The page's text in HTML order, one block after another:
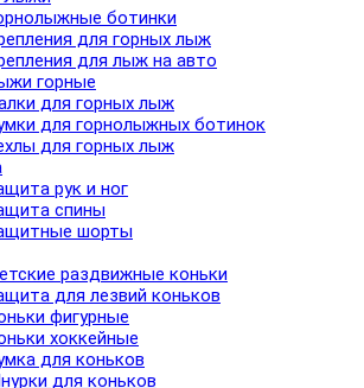
ботинки
для горных лыж
для лыж на авто
горные
для горных лыж
для горнолыжных ботинок
для горных лыж
рук и ног
спины
шорты
раздвижные коньки
для лезвий коньков
фигурные
хоккейные
для коньков
для коньков